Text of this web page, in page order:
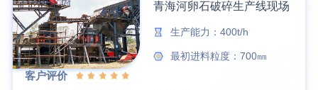
青海河卵石破碎生产线现场
生产能力：400t/h
最初进料粒度：700㎜
客户评价